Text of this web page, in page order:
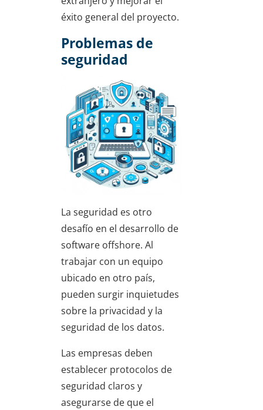
éxito general del proyecto.
Problemas de
seguridad
La seguridad es otro
desafío en el desarrollo de
software offshore. Al
trabajar con un equipo
ubicado en otro país,
pueden surgir inquietudes
sobre la privacidad y la
seguridad de los datos.
Las empresas deben
establecer protocolos de
seguridad claros y
asegurarse de que el